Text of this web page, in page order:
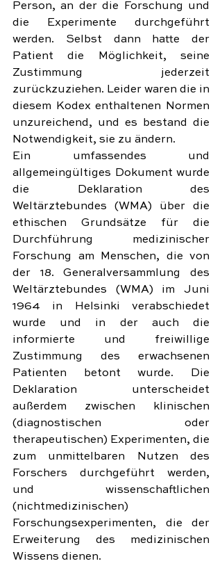
Person, an der die Forschung und
die Experimente durchgeführt
werden. Selbst dann hatte der
Patient die Möglichkeit, seine
Zustimmung jederzeit
zurückzuziehen. Leider waren die in
diesem Kodex enthaltenen Normen
unzureichend, und es bestand die
Notwendigkeit, sie zu ändern.
Ein umfassendes und
allgemeingültiges Dokument wurde
die Deklaration des
Weltärztebundes (WMA) über die
ethischen Grundsätze für die
Durchführung medizinischer
Forschung am Menschen, die von
der 18. Generalversammlung des
Weltärztebundes (WMA) im Juni
1964 in Helsinki verabschiedet
wurde und in der auch die
informierte und freiwillige
Zustimmung des erwachsenen
Patienten betont wurde. Die
Deklaration unterscheidet
außerdem zwischen klinischen
(diagnostischen oder
therapeutischen) Experimenten, die
zum unmittelbaren Nutzen des
Forschers durchgeführt werden,
und wissenschaftlichen
(nichtmedizinischen)
Forschungsexperimenten, die der
Erweiterung des medizinischen
Wissens dienen.